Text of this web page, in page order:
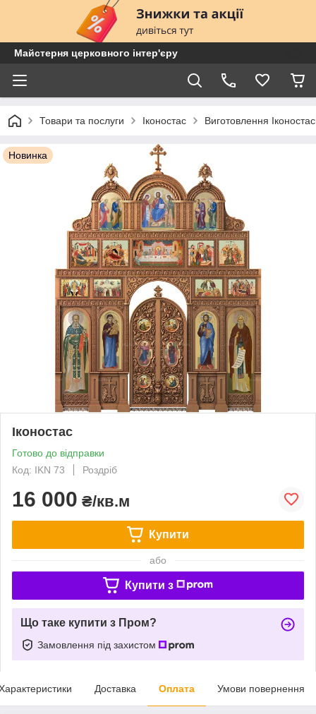
Майстерня церковного інтер'єру
Товари та послуги Іконостас Виготовлення
Новинка
Іконостас
Готово до відправки
Код: IKN 73
Роздріб
16 000 ₴/кв.м
Купити
або
Купити з
Що таке купити з Пром?
Замовлення під захистом
Доставка Оплата Умови повернення